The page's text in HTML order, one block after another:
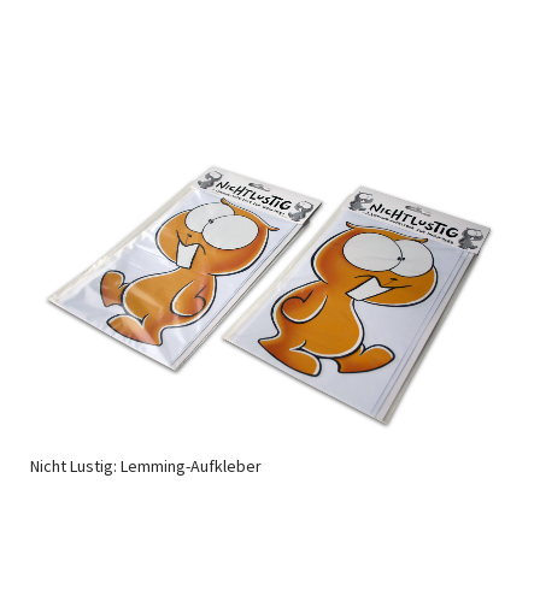
Nicht Lustig: Lemming-Aufkleber